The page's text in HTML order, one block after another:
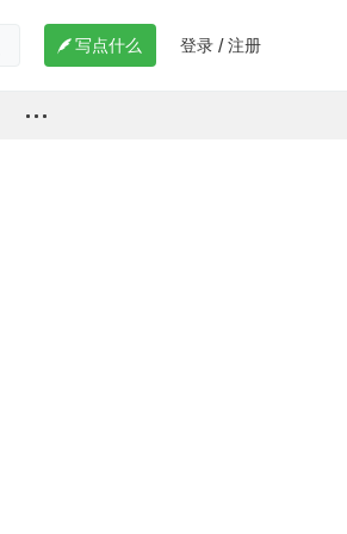
 写点什么 登录 / 注册